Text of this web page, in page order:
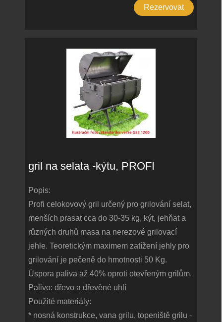
Rezervovat
gril na selata -kýtu, PROFI
Popis:
Profi celokovový gril určený pro grilování selat,
menších prasat cca do 30-35 kg, kýt, jehňat a
různých druhů masa na nerezové grilovací
jehle. Teoretickým maximem zatížení jehly pro
grilování je pečeně do hmotnosti 50 Kg.
Úspora paliva až 40% oproti otevřeným grilům.
Palivo: dřevo a dřevěné uhlí
Použité materiály:
* nosná konstrukce, vana grilu, topeniště grilu -